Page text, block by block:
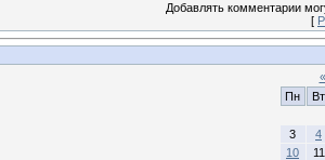
Добавлять комментарии
[
«
Пн
Вт
3
4
10
11